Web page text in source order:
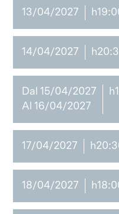
13/04/2027
14/04/2027
Dal 15/04/2027
Al 16/04/2027
17/04/2027
18/04/2027